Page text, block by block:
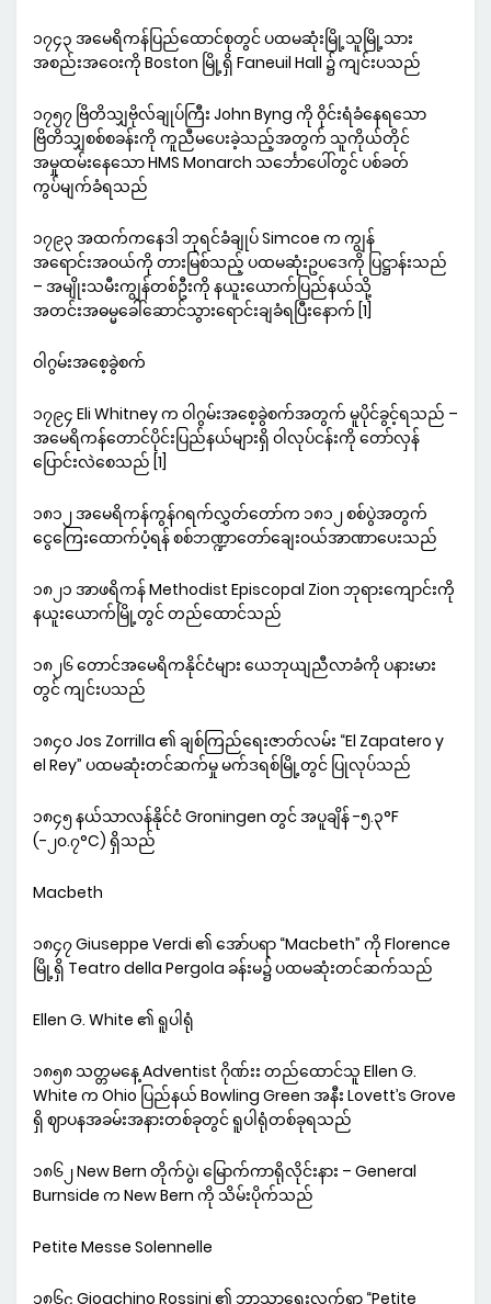
၁၇၄၃ အမေရိကန်ပြည်ထောင်စုတွင် ပထမဆုံးမြို့သူမြို့သား
အစည်းအဝေးကို Boston မြို့ရှိ Faneuil Hall ၌ ကျင်းပသည်
၁၇၅၇ ဗြိတိသျှဗိုလ်ချုပ်ကြီး John Byng ကို ဝိုင်းရံခံနေရသော
ဗြိတိသျှစစ်စခန်းကို ကူညီမပေးခဲ့သည့်အတွက် သူကိုယ်တိုင်
အမှုထမ်းနေသော HMS Monarch သင်္ဘောပေါ်တွင် ပစ်ခတ်
ကွပ်မျက်ခံရသည်
၁၇၉၃ အထက်ကနေဒါ ဘုရင်ခံချုပ် Simcoe က ကျွန်
အရောင်းအဝယ်ကို တားမြစ်သည့် ပထမဆုံးဥပဒေကို ပြဋ္ဌာန်းသည်
– အမျိုးသမီးကျွန်တစ်ဦးကို နယူးယောက်ပြည်နယ်သို့
အတင်းအဓမ္မခေါ်ဆောင်သွားရောင်းချခံရပြီးနောက် [1]
ဝါဂွမ်းအစေ့ခွဲစက်
၁၇၉၄ Eli Whitney က ဝါဂွမ်းအစေ့ခွဲစက်အတွက် မူပိုင်ခွင့်ရသည် –
အမေရိကန်တောင်ပိုင်းပြည်နယ်များရှိ ဝါလုပ်ငန်းကို တော်လှန်
ပြောင်းလဲစေသည် [1]
၁၈၁၂ အမေရိကန်ကွန်ဂရက်လွှတ်တော်က ၁၈၁၂ စစ်ပွဲအတွက်
ငွေကြေးထောက်ပံ့ရန် စစ်ဘဏ္ဍာတော်ချေးဝယ်အာဏာပေးသည်
၁၈၂၁ အာဖရိကန် Methodist Episcopal Zion ဘုရားကျောင်းကို
နယူးယောက်မြို့တွင် တည်ထောင်သည်
၁၈၂၆ တောင်အမေရိကနိုင်ငံများ ယေဘုယျညီလာခံကို ပနားမား
တွင် ကျင်းပသည်
၁၈၄၀ Jos Zorrilla ၏ ချစ်ကြည်ရေးဇာတ်လမ်း “El Zapatero y
el Rey” ပထမဆုံးတင်ဆက်မှု မက်ဒရစ်မြို့တွင် ပြုလုပ်သည်
၁၈၄၅ နယ်သာလန်နိုင်ငံ Groningen တွင် အပူချိန် -၅.၃°F
(-၂၀.၇°C) ရှိသည်
Macbeth
၁၈၄၇ Giuseppe Verdi ၏ အော်ပရာ “Macbeth” ကို Florence
မြို့ရှိ Teatro della Pergola ခန်းမ၌ ပထမဆုံးတင်ဆက်သည်
Ellen G. White ၏ ရူပါရုံ
၁၈၅၈ သတ္တမနေ့ Adventist ဂိုဏ်းး တည်ထောင်သူ Ellen G.
White က Ohio ပြည်နယ် Bowling Green အနီး Lovett’s Grove
ရှိ ဈာပနအခမ်းအနားတစ်ခုတွင် ရူပါရုံတစ်ခုရသည်
၁၈၆၂ New Bern တိုက်ပွဲ၊ မြောက်ကာရိုလိုင်းနား – General
Burnside က New Bern ကို သိမ်းပိုက်သည်
Petite Messe Solennelle
၁၈၆၄ Gioachino Rossini ၏ ဘာသာရေးလက်ရာ “Petite